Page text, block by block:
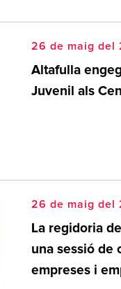
26 de maig del
Altafulla
Juvenil als
26 de maig del
La regidoria
una sessió de
empreses i